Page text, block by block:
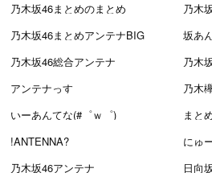
乃木坂46まとめのまとめ
乃木
乃木坂46まとめアンテナBIG
坂あ
乃木坂46総合アンテナ
乃木
アンテナっす
乃木
いーあんてな(#゜ｗ゜)
まと
!ANTENNA?
にゅ
乃木坂46アンテナ
日向